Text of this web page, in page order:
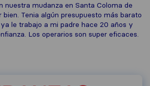
nuestra mudanza en Santa Coloma de
Tenia algún presupuesto más barato
le trabajo a mi padre hace 20 años y
Los operarios son super eficaces.